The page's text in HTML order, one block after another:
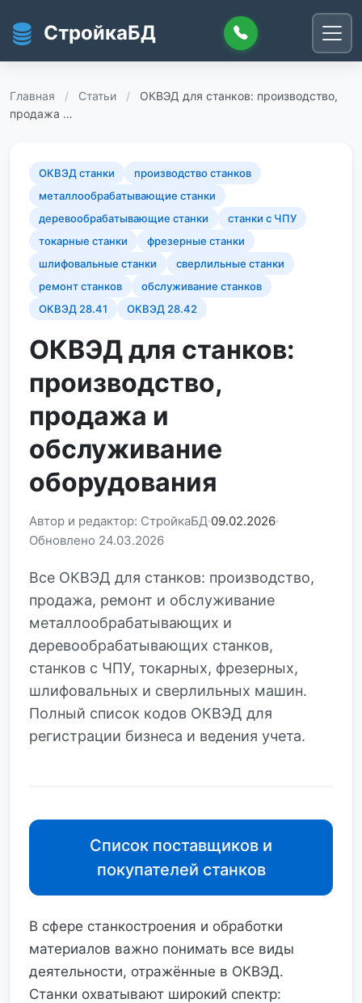
СтройкаБД
Главная / Статьи /
ОКВЭД для станков: производство,
продажа …
ОКВЭД станки
производство станков
металлообрабатывающие станки
деревообрабатывающие станки
станки с ЧПУ
токарные станки
фрезерные станки
шлифовальные станки
сверлильные станки
ремонт станков
обслуживание станков
ОКВЭД 28.41
ОКВЭД 28.42
ОКВЭД для станков:
производство,
продажа и
обслуживание
оборудования
Автор и редактор: СтройкаБД 09.02.2026
Обновлено 24.03.2026
Все ОКВЭД для станков: производство,
продажа, ремонт и обслуживание
металлообрабатывающих и
деревообрабатывающих станков,
станков с ЧПУ, токарных, фрезерных,
шлифовальных и сверлильных машин.
Полный список кодов ОКВЭД для
регистрации бизнеса и ведения учета.
Список поставщиков и
покупателей станков
В сфере станкостроения и обработки
материалов важно понимать все виды
деятельности, отражённые в ОКВЭД.
Станки охватывают широкий спектр: